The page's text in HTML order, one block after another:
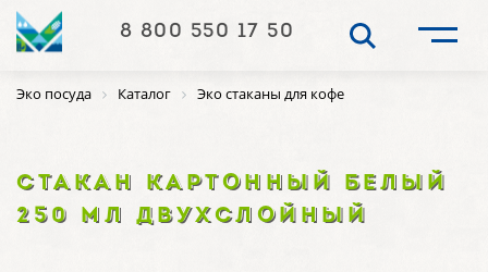
8 800 550 17 50
Эко посуда Каталог Эко стаканы для кофе
СТАКАН КАРТОННЫЙ БЕЛЫЙ
250 МЛ ДВУХСЛОЙНЫЙ